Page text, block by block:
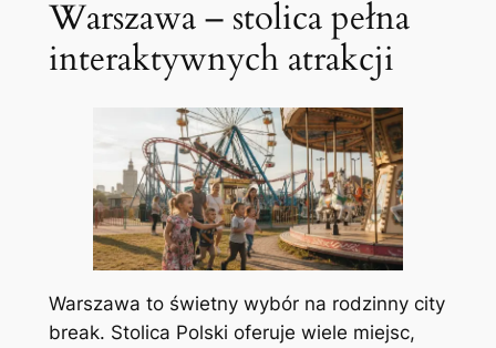
Warszawa – stolica pełna
interaktywnych atrakcji
Warszawa to świetny wybór na rodzinny city
break. Stolica Polski oferuje wiele miejsc,